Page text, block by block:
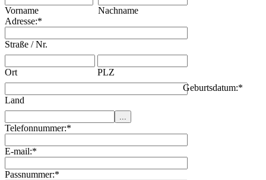
Vorname
Nachname
Adresse:*
Straße / Nr.
Ort PLZ
Land
Geburtsdatum:*
Telefonnummer:*
E-mail:*
Passnummer:*